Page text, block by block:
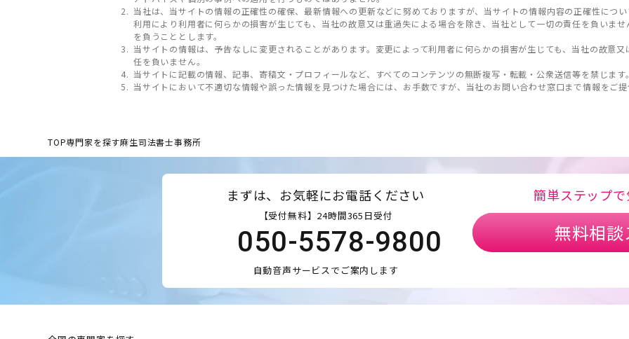
当社は、当サイトの情報の正確性の確保、最新情報への更新などに努めておりますが、当サイトの情報内容の正確性につ
利用により利用者に何らかの損害が生じても、当社の故意又は重過失による場合を除き、当社として一切の責任を負いま
を負うこととします。
当サイトの情報は、予告なしに変更されることがあります。変更によって利用者に何らかの損害が生じても、当社の故意
任を負いません。
当サイトに記載の情報、記事、寄稿文・プロフィールなど、すべてのコンテンツの無断複写・転載・公衆送信等を禁じます
当サイトにおいて不適切な情報や誤った情報を見つけた場合には、お手数ですが、当社のお問い合わせ窓口まで情報をご
TOP専門家を探す麻生司法書士事務所
まずは、お気軽にお電話ください
【受付無料】24時間365日受付
050-5578-9800
自動音声サービスでご案内します
簡単ステップ
無料相